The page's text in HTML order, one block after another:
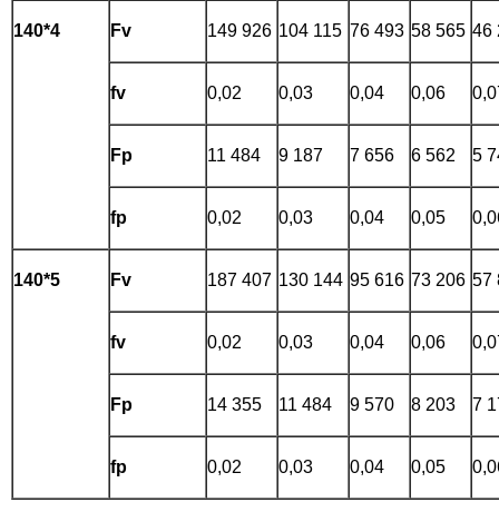
140*4 Fv 149 926 104 115 76 493 58 565 46
fv 0,02 0,03 0,04 0,06
Fp 11 484 9 187 7 656 6 562 5
fp 0,02 0,03 0,04 0,05
140*5 Fv 187 407 130 144 95 616 73 206 57
fv 0,02 0,03 0,04 0,06
Fp 14 355 11 484 9 570 8 203 7
fp 0,02 0,03 0,04 0,05